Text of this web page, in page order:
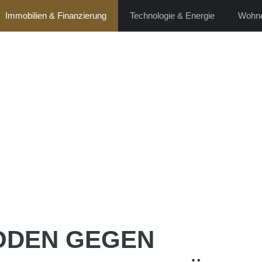
Immobilien & Finanzierung Technologie & Energie
GEGEN